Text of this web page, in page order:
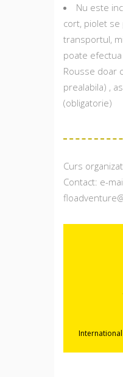
Nu este
cort, piolet se
transportul,
poate
Rousse doar
prealabila) ,
(obligatorie)
Curs
Contact: e-